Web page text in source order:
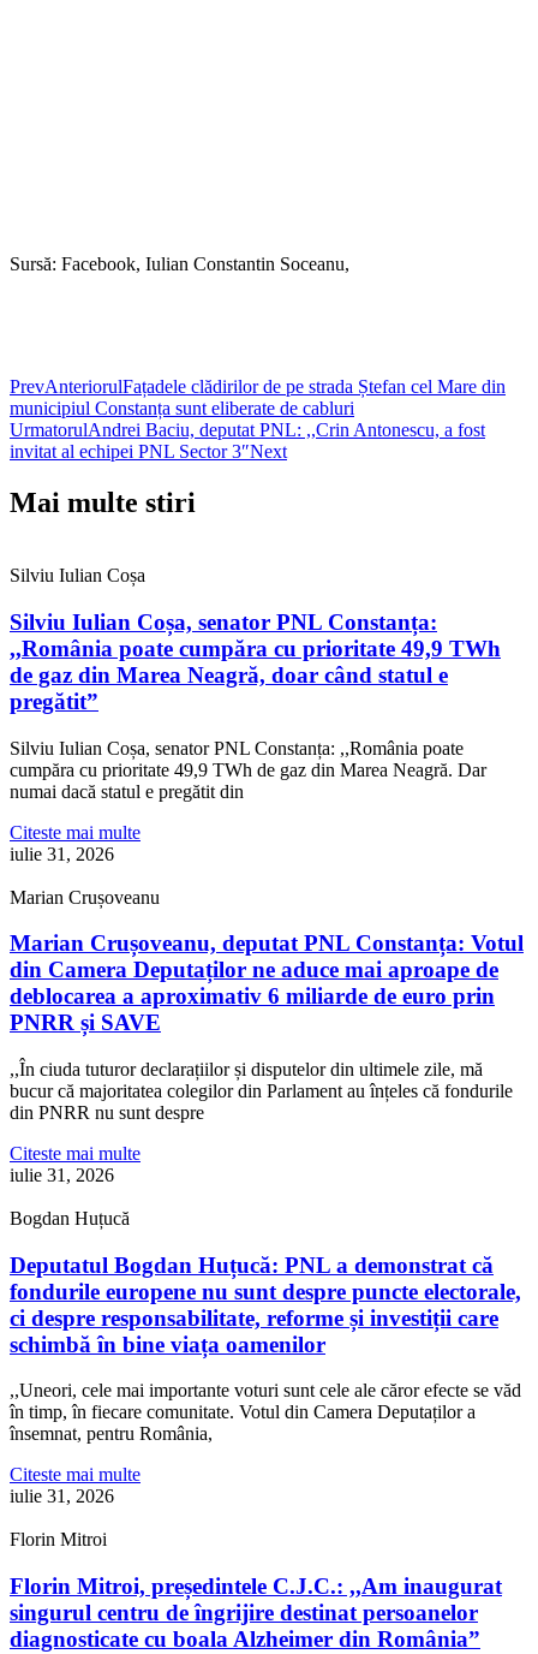
Sursă: Facebook, Iulian Constantin Soceanu,
PrevAnteriorulFațadele clădirilor de pe strada Ștefan cel Mare din
municipiul Constanța sunt eliberate de cabluri
UrmatorulAndrei Baciu, deputat PNL: ,,Crin Antonescu, a fost
invitat al echipei PNL Sector 3″Next
Mai multe stiri
Silviu Iulian Coșa
Silviu Iulian Coșa, senator PNL Constanța:
,,România poate cumpăra cu prioritate 49,9 TWh
de gaz din Marea Neagră, doar când statul e
pregătit”
Silviu Iulian Coșa, senator PNL Constanța: ,,România poate
cumpăra cu prioritate 49,9 TWh de gaz din Marea Neagră. Dar
numai dacă statul e pregătit din
Citeste mai multe
iulie 31, 2026
Marian Crușoveanu
Marian Crușoveanu, deputat PNL Constanța: Votul
din Camera Deputaților ne aduce mai aproape de
deblocarea a aproximativ 6 miliarde de euro prin
PNRR și SAVE
,,În ciuda tuturor declarațiilor și disputelor din ultimele zile, mă
bucur că majoritatea colegilor din Parlament au înțeles că fondurile
din PNRR nu sunt despre
Citeste mai multe
iulie 31, 2026
Bogdan Huțucă
Deputatul Bogdan Huțucă: PNL a demonstrat că
fondurile europene nu sunt despre puncte electorale,
ci despre responsabilitate, reforme și investiții care
schimbă în bine viața oamenilor
,,Uneori, cele mai importante voturi sunt cele ale căror efecte se văd
în timp, în fiecare comunitate. Votul din Camera Deputaților a
însemnat, pentru România,
Citeste mai multe
iulie 31, 2026
Florin Mitroi
Florin Mitroi, președintele C.J.C.: ,,Am inaugurat
singurul centru de îngrijire destinat persoanelor
diagnosticate cu boala Alzheimer din România”